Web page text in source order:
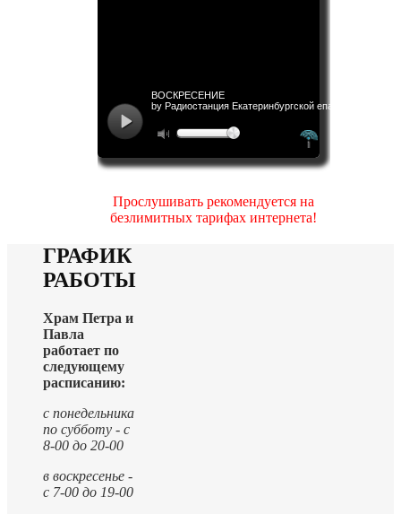
Прослушивать рекомендуется на
безлимитных тарифах интернета!
ГРАФИК
РАБОТЫ
Храм Петра и
Павла
работает по
следующему
расписанию:
с понедельника
по субботу - с
8-00 до 20-00
в воскресенье -
с 7-00 до 19-00